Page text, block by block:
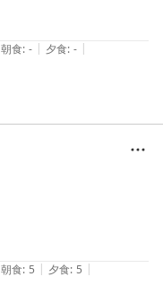
朝食: - | 夕食: - |
朝食: 5 | 夕食: 5 |